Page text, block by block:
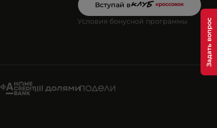
Вступай в
Условия бонусной программы